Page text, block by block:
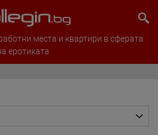
места и квартири в сферата
еротиката